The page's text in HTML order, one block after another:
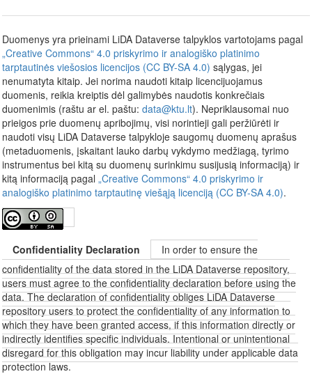
Duomenys yra prieinami LiDA Dataverse talpyklos vartotojams pagal
„Creative Commons“ 4.0 priskyrimo ir analogiško platinimo
tarptautinės viešosios licencijos (CC BY-SA 4.0) sąlygas, jei
nenumatyta kitaip. Jei norima naudoti kitaip licencijuojamus
duomenis, reikia kreiptis dėl galimybės naudotis konkrečiais
duomenimis (raštu ar el. paštu: data@ktu.lt). Nepriklausomai nuo
prieigos prie duomenų apribojimų, visi norintieji gali peržiūrėti ir
naudoti visų LiDA Dataverse talpykloje saugomų duomenų aprašus
(metaduomenis, įskaitant lauko darbų vykdymo medžiagą, tyrimo
instrumentus bei kitą su duomenų surinkimu susijusią informaciją) ir
kitą informaciją pagal „Creative Commons“ 4.0 priskyrimo ir
analogiško platinimo tarptautinę viešąją licenciją (CC BY-SA 4.0).
Confidentiality Declaration
In order to ensure the
confidentiality of the data stored in the LiDA Dataverse repository,
users must agree to the confidentiality declaration before using the
data. The declaration of confidentiality obliges LiDA Dataverse
repository users to protect the confidentiality of any information to
which they have been granted access, if this information directly or
indirectly identifies specific individuals. Intentional or unintentional
disregard for this obligation may incur liability under applicable data
protection laws.